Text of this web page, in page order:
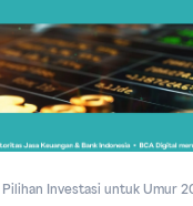
Pilihan Investasi untuk Umur